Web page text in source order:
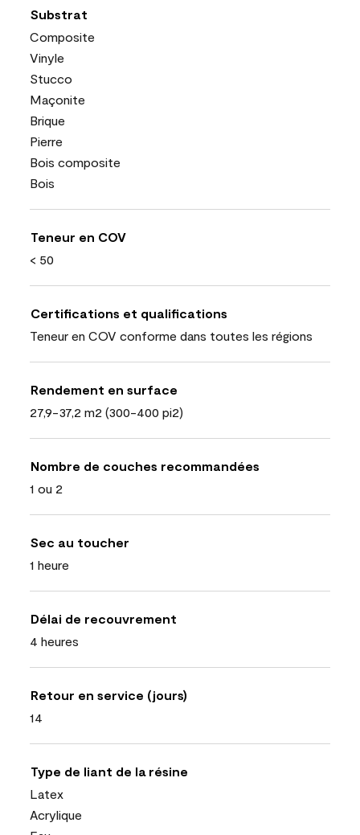
Substrat
Composite
Vinyle
Stucco
Maçonite
Brique
Pierre
Bois composite
Bois
Teneur en COV
< 50
Certifications et qualifications
Teneur en COV conforme dans toutes les régions
Rendement en surface
27,9-37,2 m2 (300-400 pi2)
Nombre de couches recommandées
1 ou 2
Sec au toucher
1 heure
Délai de recouvrement
4 heures
Retour en service (jours)
14
Type de liant de la résine
Latex
Acrylique